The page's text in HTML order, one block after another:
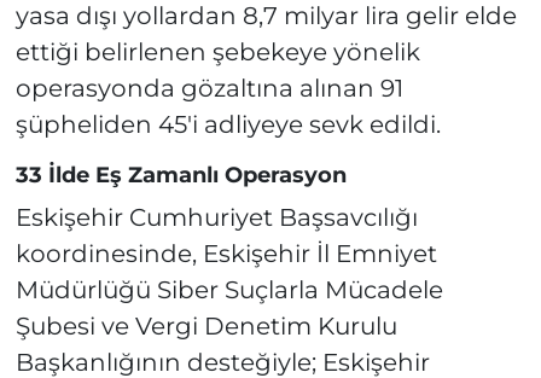
yasa dışı yollardan 8,7 milyar lira gelir elde
ettiği belirlenen şebekeye yönelik
operasyonda gözaltına alınan 91
şüpheliden 45'i adliyeye sevk edildi.
33 İlde Eş Zamanlı Operasyon
Eskişehir Cumhuriyet Başsavcılığı
koordinesinde, Eskişehir İl Emniyet
Müdürlüğü Siber Suçlarla Mücadele
Şubesi ve Vergi Denetim Kurulu
Başkanlığının desteğiyle; Eskişehir